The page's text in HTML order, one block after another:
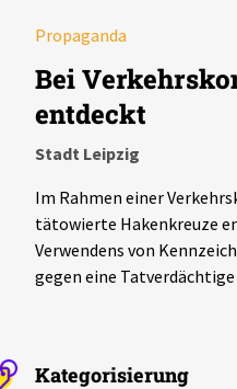
Propaganda
Bei
entdeckt
Stadt Leipzig
Im Rahmen einer
tätowierte Hakenkreuze
Verwendens von
gegen eine
Kategorisierung